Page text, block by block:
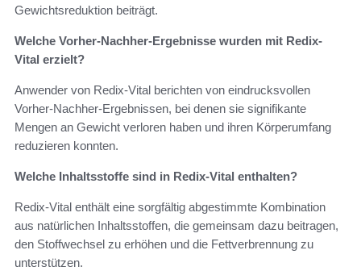
Gewichtsreduktion beiträgt.
Welche Vorher-Nachher-Ergebnisse wurden mit Redix-
Vital erzielt?
Anwender von Redix-Vital berichten von eindrucksvollen
Vorher-Nachher-Ergebnissen, bei denen sie signifikante
Mengen an Gewicht verloren haben und ihren Körperumfang
reduzieren konnten.
Welche Inhaltsstoffe sind in Redix-Vital enthalten?
Redix-Vital enthält eine sorgfältig abgestimmte Kombination
aus natürlichen Inhaltsstoffen, die gemeinsam dazu beitragen,
den Stoffwechsel zu erhöhen und die Fettverbrennung zu
unterstützen.